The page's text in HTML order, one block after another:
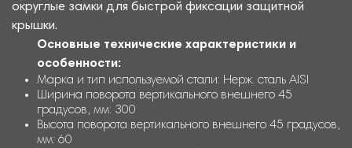
округлые замки для быстрой фиксации защитной
крышки.
Основные технические характеристики и
особенности:
Марка и тип используемой стали: Нерж. сталь AISI
Ширина поворота вертикального внешнего 45
градусов, мм: 300
Высота поворота вертикального внешнего 45 градусов,
мм: 60